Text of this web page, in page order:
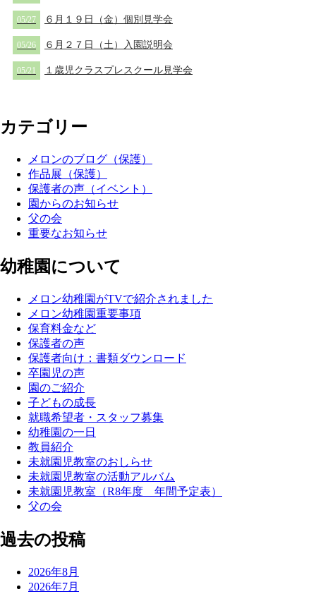
05/27 ６月１９日（金）個別見学会
05/26 ６月２７日（土）入園説明会
05/21 １歳児クラスプレスクール見学会
カテゴリー
メロンのブログ（保護）
作品展（保護）
保護者の声（イベント）
園からのお知らせ
父の会
重要なお知らせ
幼稚園について
メロン幼稚園がTVで紹介されました
メロン幼稚園重要事項
保育料金など
保護者の声
保護者向け：書類ダウンロード
卒園児の声
園のご紹介
子どもの成長
就職希望者・スタッフ募集
幼稚園の一日
教員紹介
未就園児教室のおしらせ
未就園児教室の活動アルバム
未就園児教室（R8年度 年間予定表）
父の会
過去の投稿
2026年8月
2026年7月